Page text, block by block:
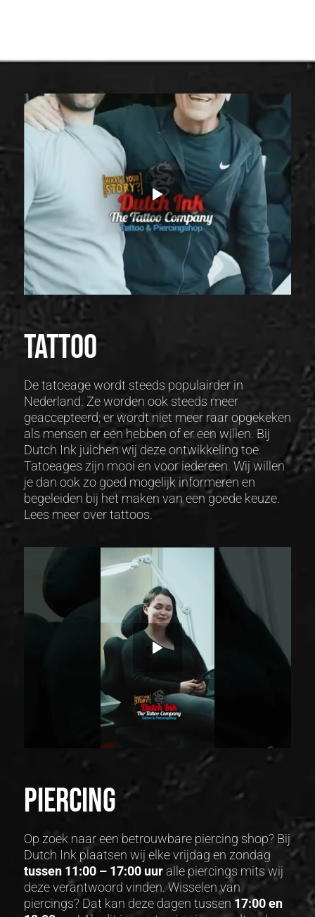
Tattoo
De tatoeage wordt steeds populairder in
Nederland. Ze worden ook steeds meer
geaccepteerd; er wordt niet meer raar opgekeken
als mensen er een hebben of er een willen. Bij
Dutch Ink juichen wij deze ontwikkeling toe.
Tatoeages zijn mooi en voor iedereen. Wij willen
je dan ook zo goed mogelijk informeren en
begeleiden bij het maken van een goede keuze.
Lees meer over tattoos.
Piercing
Op zoek naar een betrouwbare piercing shop? Bij
Dutch Ink plaatsen wij elke vrijdag en zondag
tussen 11:00 – 17:00 uuralle piercings mits wij
deze verantwoord vinden. Wisselen van
piercings? Dat kan deze dagen tussen 17:00 en